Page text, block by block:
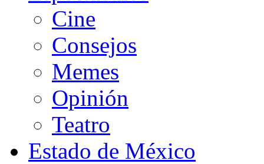
Cine
Consejos
Memes
Opinión
Teatro
Estado de México